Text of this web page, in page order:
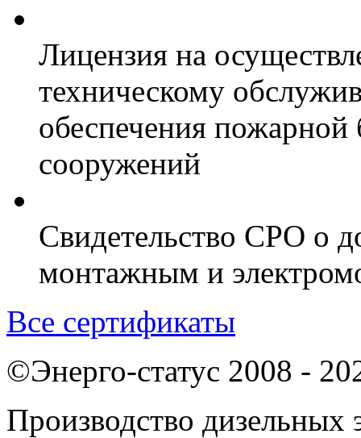
Лицензия на
техническому
обеспечения пожарной
сооружений
Свидетельство СРО о
монтажным и
Все сертификаты
©Энерго-статус 2008 -
Производство дизельных